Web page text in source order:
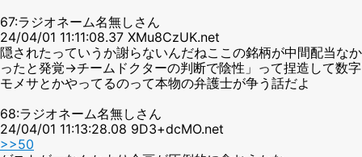
67:ラジオネーム名無しさん
24/04/01 11:11:08.37 XMu8CzUK.net
隠されたっていうか謝らないんだねここの銘柄が中間配当なか
ったと発覚→チームドクターの判断で陰性」って捏造して数字
モメサとかやってるのって本物の弁護士が争う話だよ
68:ラジオネーム名無しさん
24/04/01 11:13:28.08 9D3+dcMO.net
>>50